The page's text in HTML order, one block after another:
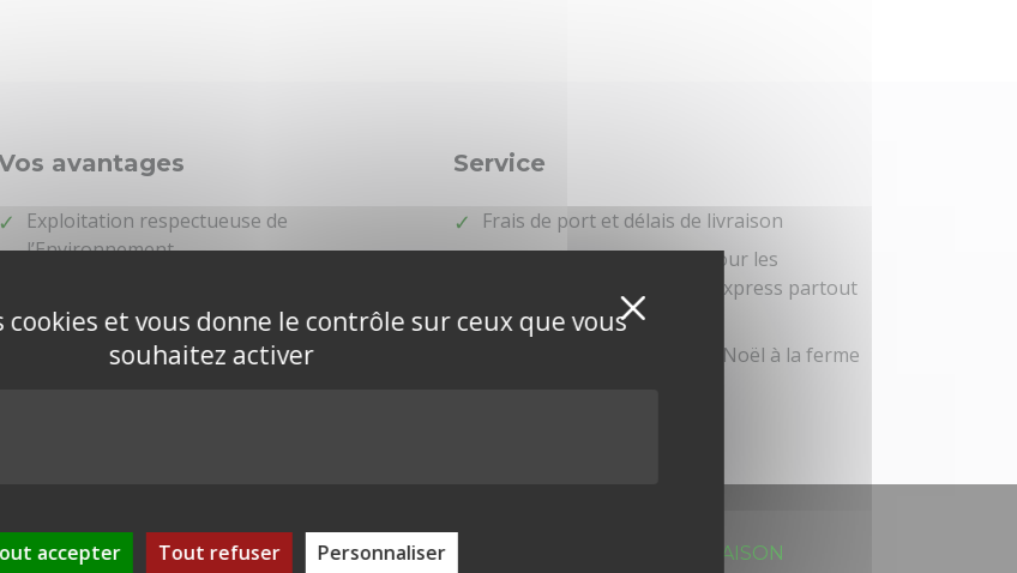
et vous donne le contrôle sur ceux que vous
souhaitez activer
accepter Tout refuser Personnaliser
XMasquer le bandeau
avantages
Exploitation respectueuse de
l’Environnement
Politique de retour
Savoir-faire
Service
Frais de port et délais de livraison
Vente de sapins de Noël pour les
professionnels : livraison express partout
en France
Vente directe de sapins de Noël à la ferme
BILLETS DE BLOG ZONES DE LIVRAISON